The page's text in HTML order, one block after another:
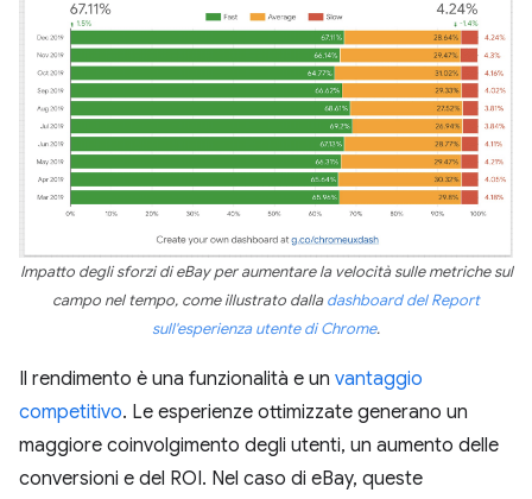
Impatto degli sforzi di eBay per aumentare la velocità sulle metriche sul
campo nel tempo, come illustrato dalladashboard del Report
sull'esperienza utente di Chrome.
Il rendimento è una funzionalità e un vantaggio
competitivo. Le esperienze ottimizzate generano un
maggiore coinvolgimento degli utenti, un aumento delle
conversioni e del ROI. Nel caso di eBay, queste